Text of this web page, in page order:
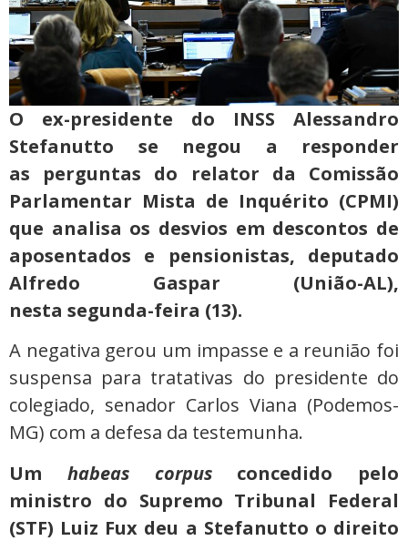
O ex-presidente do INSS Alessandro
Stefanutto se negou a responder
as perguntas do relator da Comissão
Parlamentar Mista de Inquérito (CPMI)
que analisa os desvios em descontos de
aposentados e pensionistas, deputado
Alfredo Gaspar (União-AL),
nesta segunda-feira (13).
A negativa gerou um impasse e a reunião foi
suspensa para tratativas do presidente do
colegiado, senador Carlos Viana (Podemos-
MG) com a defesa da testemunha.
Um habeas corpus concedido pelo
ministro do Supremo Tribunal Federal
(STF) Luiz Fux deu a Stefanutto o direito